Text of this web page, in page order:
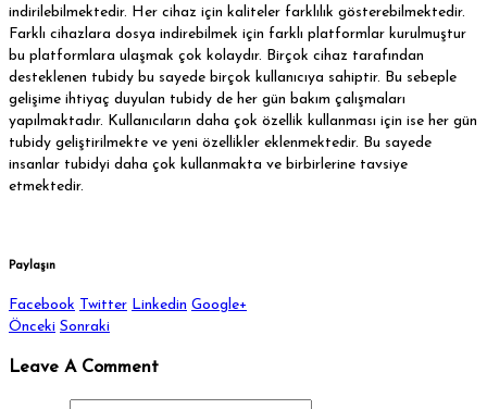
indirilebilmektedir. Her cihaz için kaliteler farklılık gösterebilmektedir.
Farklı cihazlara dosya indirebilmek için farklı platformlar kurulmuştur
bu platformlara ulaşmak çok kolaydır. Birçok cihaz tarafından
desteklenen tubidy bu sayede birçok kullanıcıya sahiptir. Bu sebeple
gelişime ihtiyaç duyulan tubidy de her gün bakım çalışmaları
yapılmaktadır. Kullanıcıların daha çok özellik kullanması için ise her gün
tubidy geliştirilmekte ve yeni özellikler eklenmektedir. Bu sayede
insanlar tubidyi daha çok kullanmakta ve birbirlerine tavsiye
etmektedir.
Paylaşın
Facebook Twitter Linkedin Google+
Önceki Sonraki
Leave A Comment